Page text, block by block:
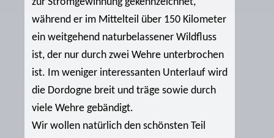
während er im Mittelteil über 150 Kilometer
ein weitgehend naturbelassener Wildfluss
ist, der nur durch zwei Wehre unterbrochen
ist. Im weniger interessanten Unterlauf wird
die Dordogne breit und träge sowie durch
viele Wehre gebändigt.
Wir wollen natürlich den schönsten Teil